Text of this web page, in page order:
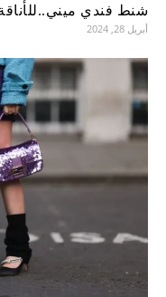
شنط فندي
أبريل 28, 2024